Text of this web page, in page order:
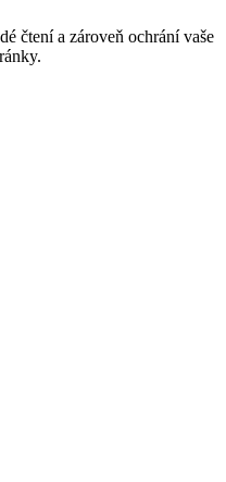
čtení a zároveň ochrání vaše